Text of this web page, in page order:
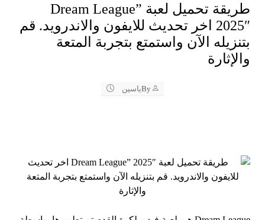
طريقة تحميل لعبة Dream League”
2025″ اخر تحديث للايفون والاندرويد. قم
بتنزيله الآن واستمتع بتجربة المتعة
والإثارة
Byياسين